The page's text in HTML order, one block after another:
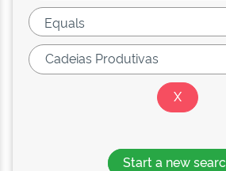
Start a new